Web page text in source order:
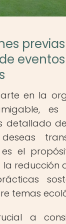
eventos
en la
es
detallado
el
reducción
temas
a